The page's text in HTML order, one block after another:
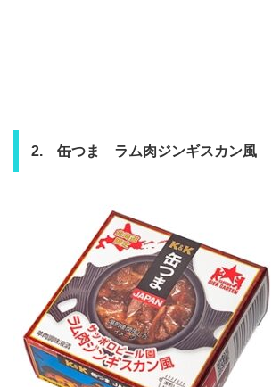
2. 缶つま ラム肉ジンギスカン風